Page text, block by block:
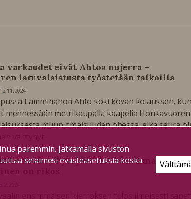
varkaudet eivät Ahtoa nujerra –
latuvalaistusta työstetään talkoilla
12.11.2024
Lamminahon Ahto koki kovan kolauksen,
mennessään metrikaupalla kaapelia Honkavuoren
muun omaisuuden ohessa, eikä seura
revitty Pyhäjärvellä – vaalimainoksen
paremmin. Jatkamalla sivuston
selaimesi evästeasetuksia koska